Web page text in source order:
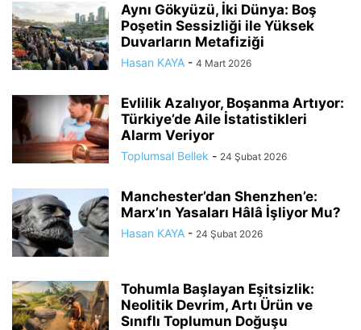
Aynı Gökyüzü, İki Dünya: Boş
Poşetin Sessizliği ile Yüksek
Duvarların Metafiziği
Hasan KAYA - 4 Mart 2026
Evlilik Azalıyor, Boşanma Artıyor:
Türkiye’de Aile İstatistikleri
Alarm Veriyor
Toplumsal Bellek - 24 Şubat 2026
Manchester’dan Shenzhen’e:
Marx’ın Yasaları Hâlâ İşliyor Mu?
Hasan KAYA - 24 Şubat 2026
Tohumla Başlayan Eşitsizlik:
Neolitik Devrim, Artı Ürün ve
Sınıflı Toplumun Doğuşu